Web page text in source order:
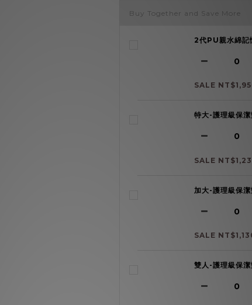
Buy Together and Save More
2代PU親水綿
SALE
特大-護理級保
SALE
加大-護理級保
SALE
雙人-護理級保